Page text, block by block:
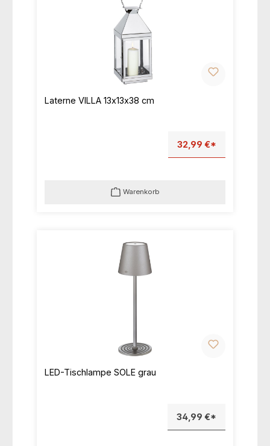
Laterne VILLA 13x13x38 cm
32,99 €*
Warenkorb
LED-Tischlampe SOLE grau
34,99 €*